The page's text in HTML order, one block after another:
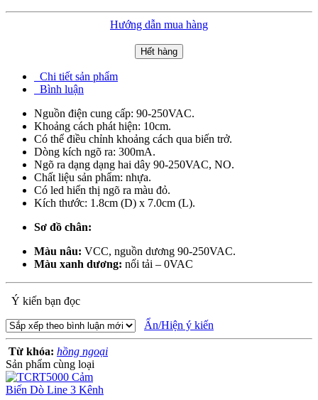
Hướng dẫn mua hàng
Hết hàng
Chi tiết sản phẩm
Bình luận
Nguồn điện cung cấp: 90-250VAC.
Khoảng cách phát hiện: 10cm.
Có thể điều chỉnh khoảng cách qua biến trở.
Dòng kích ngõ ra: 300mA.
Ngõ ra dạng dạng hai dây 90-250VAC, NO.
Chất liệu sản phẩm: nhựa.
Có led hiển thị ngõ ra màu đỏ.
Kích thước: 1.8cm (D) x 7.0cm (L).
Sơ đồ chân:
Màu nâu: VCC, nguồn dương 90-250VAC.
Màu xanh dương: nối tải – 0VAC
Ý kiến bạn đọc
Ẩn/Hiện ý kiến
Từ khóa: hồng ngoại
Sản phẩm cùng loại